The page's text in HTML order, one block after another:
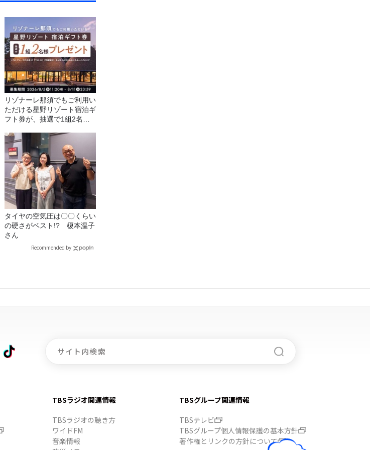
リゾナーレ那須でもご利用い
ただける星野リゾート宿泊ギ
フト券が、抽選で1組2名様
タイヤの空気圧は〇〇くらい
の硬さがベスト!? 榎本温子
さん
Recommended by
TBSラジオ関連情報
TBSラジオの聴き方
ワイドFM
音楽情報
TBSグループ関連情報
TBSテレビ
TBSグループ個人情報保護の基本方針
著作権とリンクの方針について